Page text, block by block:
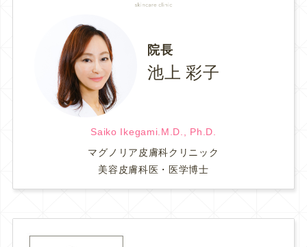
院長
池上 彩子
Saiko Ikegami.M.D., Ph.D.
マグノリア皮膚科クリニック
美容皮膚科医・医学博士